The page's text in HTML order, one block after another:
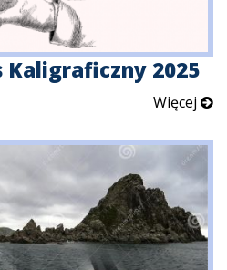
Kaligraficzny 2025
Więcej